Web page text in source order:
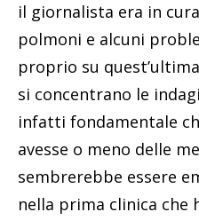
il giornalista era in
polmoni e alcuni
proprio su
si concentrano le
infatti fondamentale
avesse o meno delle
sembrerebbe essere
nella prima clinica che